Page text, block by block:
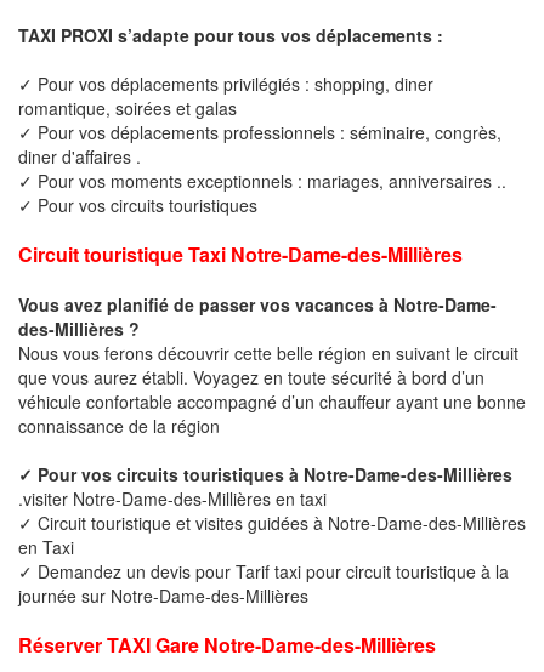
TAXI PROXI s’adapte pour tous vos déplacements :
✓ Pour vos déplacements privilégiés : shopping, diner
romantique, soirées et galas
✓ Pour vos déplacements professionnels : séminaire, congrès,
diner d'affaires .
✓ Pour vos moments exceptionnels : mariages, anniversaires ..
✓ Pour vos circuits touristiques
Circuit touristique Taxi Notre-Dame-des-Millières
Vous avez planifié de passer vos vacances à Notre-Dame-
des-Millières ?
Nous vous ferons découvrir cette belle région en suivant le circuit
que vous aurez établi. Voyagez en toute sécurité à bord d’un
véhicule confortable accompagné d’un chauffeur ayant une bonne
connaissance de la région
✓ Pour vos circuits touristiques à Notre-Dame-des-Millières
.visiter Notre-Dame-des-Millières en taxi
✓ Circuit touristique et visites guidées à Notre-Dame-des-Millières
en Taxi
✓ Demandez un devis pour Tarif taxi pour circuit touristique à la
journée sur Notre-Dame-des-Millières
Réserver TAXI Gare Notre-Dame-des-Millières